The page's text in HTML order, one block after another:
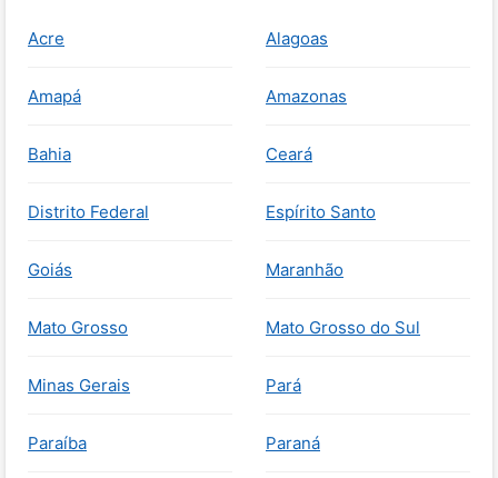
Acre Alagoas
Amapá Amazonas
Bahia Ceará
Distrito Federal Espírito Santo
Goiás Maranhão
Mato Grosso Mato Grosso do Sul
Minas Gerais Pará
Paraíba Paraná